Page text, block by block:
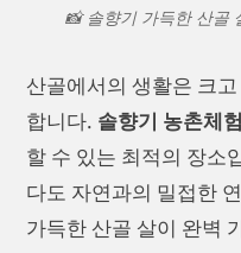
📸 솔향기 가득한 산골
산골에서의 생활은 크
합니다. 솔향기 농촌체
할 수 있는 최적의 장소
다도 자연과의 밀접한
가득한 산골 살이 완벽